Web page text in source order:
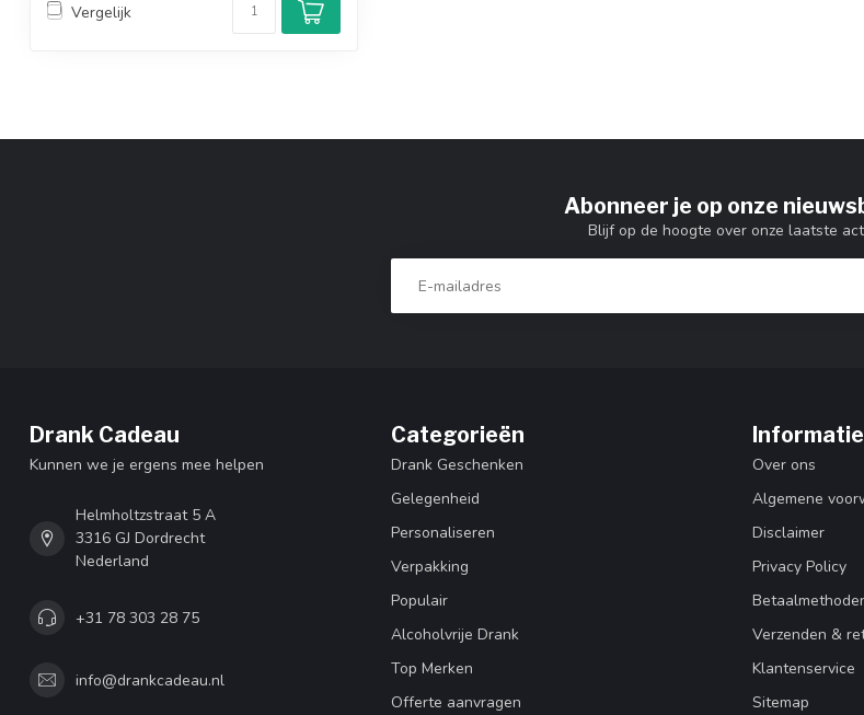
Vergelijk
Abonneer je op onze
Blijf op de hoogte over onze laatste
Drank Cadeau
Kunnen we je ergens mee helpen
Helmholtzstraat 5 A
3316 GJ Dordrecht
Nederland
+31 78 303 28 75
info@drankcadeau.nl
Categorieën
Drank Geschenken
Gelegenheid
Personaliseren
Verpakking
Populair
Alcoholvrije Drank
Top Merken
Offerte aanvragen
Informatie
Over ons
Algemene
Disclaimer
Privacy Policy
Verzenden &
Klantenservice
Sitemap